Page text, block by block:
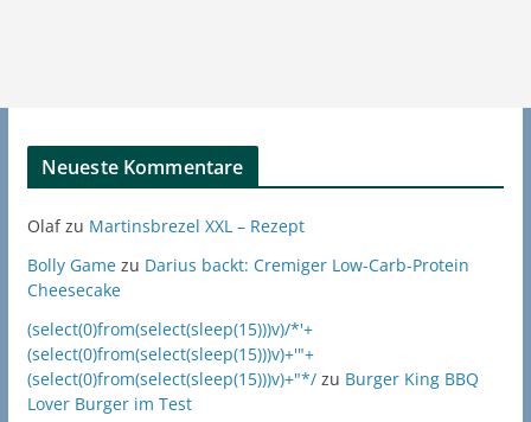
Neueste Kommentare
Olafzu Martinsbrezel XXL – Rezept
Bolly Gamezu Darius backt: Cremiger Low-Carb-Protein
Cheesecake
(select(0)from(select(sleep(15)))v)/*'+
(select(0)from(select(sleep(15)))v)+'"+
(select(0)from(select(sleep(15)))v)+"*/zu Burger King BBQ
Lover Burger im Test